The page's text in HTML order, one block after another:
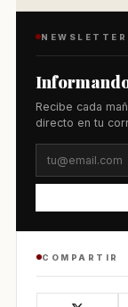
NEWSLETTER
Recibe cada
directo en tu
COMPARTIR